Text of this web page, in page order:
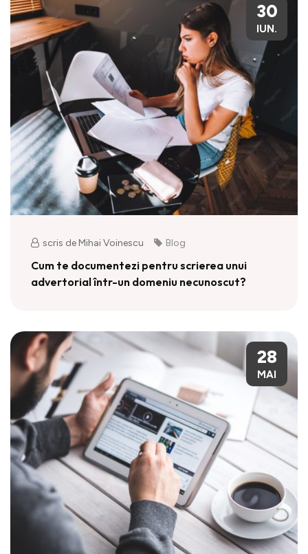
30
IUN.
scris de Mihai Voinescu Blog
Cum te documentezi pentru scrierea unui
advertorial într-un domeniu necunoscut?
28
MAI